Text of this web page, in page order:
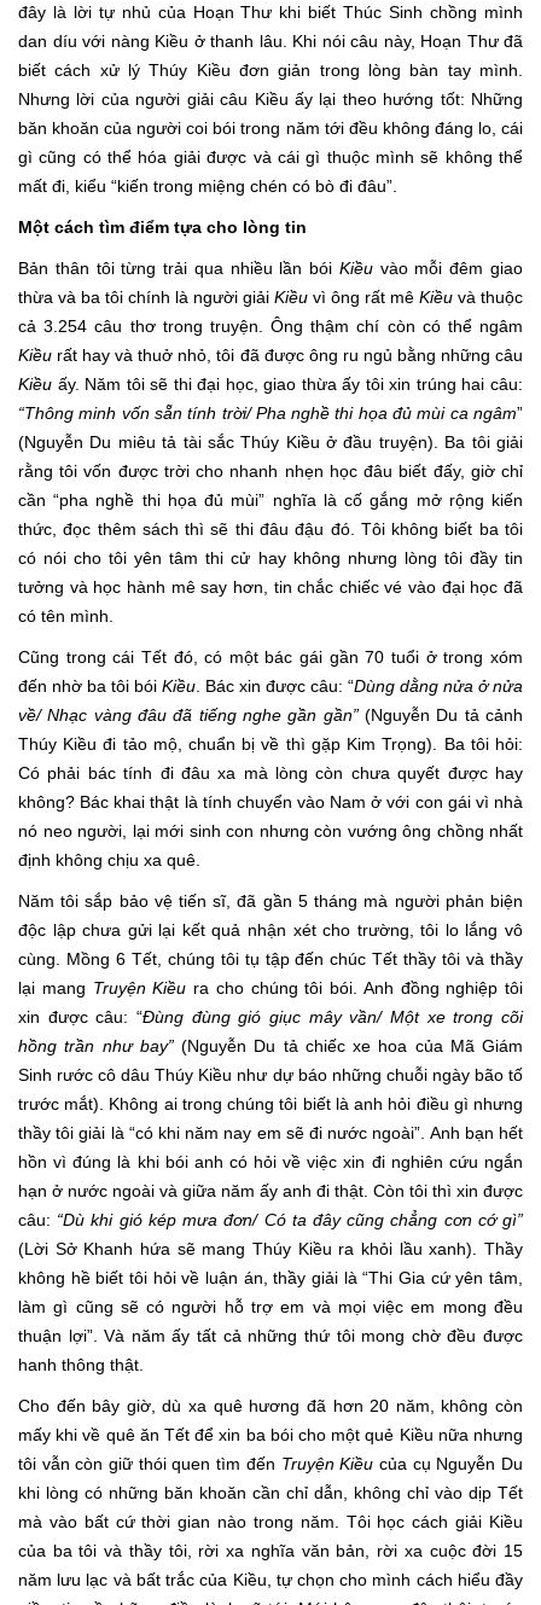
đây là lời tự nhủ của Hoạn Thư khi biết Thúc Sinh chồng mình
dan díu với nàng Kiều ở thanh lâu. Khi nói câu này, Hoạn Thư đã
biết cách xử lý Thúy Kiều đơn giản trong lòng bàn tay mình.
Nhưng lời của người giải câu Kiều ấy lại theo hướng tốt: Những
băn khoăn của người coi bói trong năm tới đều không đáng lo, cái
gì cũng có thể hóa giải được và cái gì thuộc mình sẽ không thể
mất đi, kiểu “kiến trong miệng chén có bò đi đâu”.
Một cách tìm điểm tựa cho lòng tin
Bản thân tôi từng trải qua nhiều lần bói Kiềuvào mỗi đêm giao
thừa và ba tôi chính là người giải Kiều vì ông rất mê Kiều và thuộc
cả 3.254 câu thơ trong truyện. Ông thậm chí còn có thể ngâm
Kiều rất hay và thuở nhỏ, tôi đã được ông ru ngủ bằng những câu
Kiều ấy. Năm tôi sẽ thi đại học, giao thừa ấy tôi xin trúng hai câu:
“Thông minh vốn sẵn tính trời/ Pha nghề thi họa đủ mùi ca ngâm”
(Nguyễn Du miêu tả tài sắc Thúy Kiều ở đầu truyện). Ba tôi giải
rằng tôi vốn được trời cho nhanh nhẹn học đâu biết đấy, giờ chỉ
cần “pha nghề thi họa đủ mùi” nghĩa là cố gắng mở rộng kiến
thức, đọc thêm sách thì sẽ thi đâu đậu đó. Tôi không biết ba tôi
có nói cho tôi yên tâm thi cử hay không nhưng lòng tôi đầy tin
tưởng và học hành mê say hơn, tin chắc chiếc vé vào đại học đã
có tên mình.
Cũng trong cái Tết đó, có một bác gái gần 70 tuổi ở trong xóm
đến nhờ ba tôi bói Kiều . Bác xin được câu: “Dùng dằng nửa ở nửa
về/ Nhạc vàng đâu đã tiếng nghe gần gần”(Nguyễn Du tả cảnh
Thúy Kiều đi tảo mộ, chuẩn bị về thì gặp Kim Trọng). Ba tôi hỏi:
Có phải bác tính đi đâu xa mà lòng còn chưa quyết được hay
không? Bác khai thật là tính chuyển vào Nam ở với con gái vì nhà
nó neo người, lại mới sinh con nhưng còn vướng ông chồng nhất
định không chịu xa quê.
Năm tôi sắp bảo vệ tiến sĩ, đã gần 5 tháng mà người phản biện
độc lập chưa gửi lại kết quả nhận xét cho trường, tôi lo lắng vô
cùng. Mồng 6 Tết, chúng tôi tụ tập đến chúc Tết thầy tôi và thầy
lại mang Truyện Kiều ra cho chúng tôi bói. Anh đồng nghiệp tôi
xin được câu: “Đùng đùng gió giục mây vần/ Một xe trong cõi
hồng trần như bay” (Nguyễn Du tả chiếc xe hoa của Mã Giám
Sinh rước cô dâu Thúy Kiều như dự báo những chuỗi ngày bão tố
trước mắt). Không ai trong chúng tôi biết là anh hỏi điều gì nhưng
thầy tôi giải là “có khi năm nay em sẽ đi nước ngoài”. Anh bạn hết
hồn vì đúng là khi bói anh có hỏi về việc xin đi nghiên cứu ngắn
hạn ở nước ngoài và giữa năm ấy anh đi thật. Còn tôi thì xin được
câu: “Dù khi gió kép mưa đơn/ Có ta đây cũng chẳng cơn cớ gì”
(Lời Sở Khanh hứa sẽ mang Thúy Kiều ra khỏi lầu xanh). Thầy
không hề biết tôi hỏi về luận án, thầy giải là “Thi Gia cứ yên tâm,
làm gì cũng sẽ có người hỗ trợ em và mọi việc em mong đều
thuận lợi”. Và năm ấy tất cả những thứ tôi mong chờ đều được
hanh thông thật.
Cho đến bây giờ, dù xa quê hương đã hơn 20 năm, không còn
mấy khi về quê ăn Tết để xin ba bói cho một quẻ Kiều nữa nhưng
tôi vẫn còn giữ thói quen tìm đến Truyện Kiều của cụ Nguyễn Du
khi lòng có những băn khoăn cần chỉ dẫn, không chỉ vào dịp Tết
mà vào bất cứ thời gian nào trong năm. Tôi học cách giải Kiều
của ba tôi và thầy tôi, rời xa nghĩa văn bản, rời xa cuộc đời 15
năm lưu lạc và bất trắc của Kiều, tự chọn cho mình cách hiểu đầy